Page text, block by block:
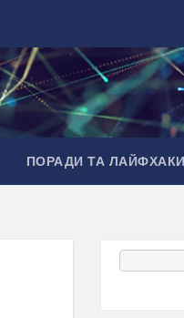
ПОРАДИ ТА ЛАЙФХАКИ